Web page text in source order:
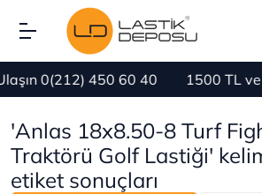
0(212) 450 60 40 1500 TL ve
'Anlas 18x8.50-8 Turf
Traktörü Golf Lastiği'
etiket sonuçları